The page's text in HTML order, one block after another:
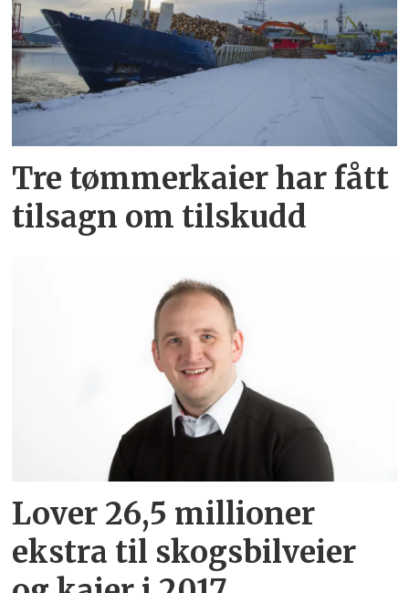
Tre tømmerkaier har fått
tilsagn om tilskudd
Lover 26,5 millioner
ekstra til skogsbilveier